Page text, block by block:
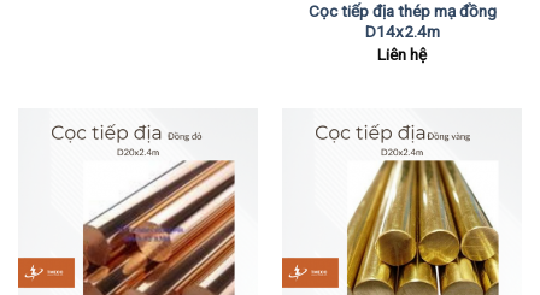
Cọc tiếp địa thép mạ đồng
D14x2.4m
Liên hệ